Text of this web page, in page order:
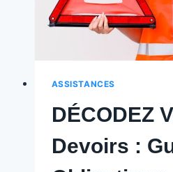
un
Contrat
en
️
ASSISTANCES
DÉCODEZ
Devoirs :